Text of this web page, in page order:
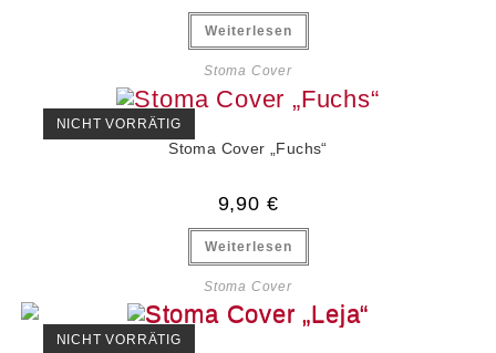
Weiterlesen
Stoma Cover
NICHT VORRÄTIG
Stoma Cover „Fuchs“
9,90 €
Weiterlesen
Stoma Cover
NICHT VORRÄTIG